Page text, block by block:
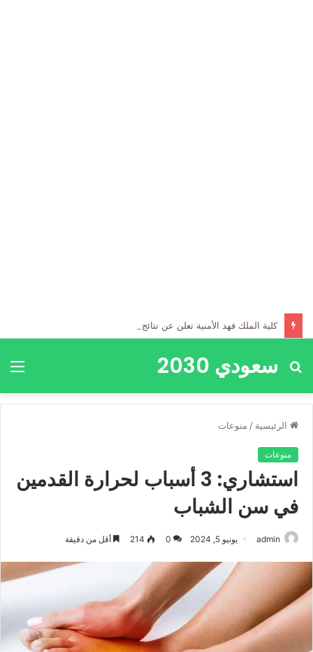
سعودي 2030
بحث
الرئيسية / منوعات
منوعات
استشاري: 3 أسباب لحرارة القدمين
في سن الشباب
admin يونيو 5, 2024 0
214 أقل من دقيقة